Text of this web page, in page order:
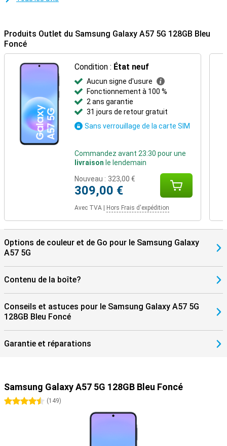
est également conçu pour durer grâce à la certification IP68 qui le
mises à jour Android et 6 ans de mises à jour de sécurité, pour que
votre smartphone reste sûr et à jour. Grâce à Samsung Knox Vault,
vos données personnelles sont également protégées, ce qui vous
années.
Produits Outlet du Samsung Galaxy A57 5G 128GB Bleu
Foncé
Condition : État neuf
Aucun signe d'usure
Fonctionnement à 100 %
2 ans garantie
31 jours de retour gratuit
Sans verrouillage de la carte SIM
Commandez avant 23:30 pour une
livraison le lendemain
Nouveau : 323,00 €
309,00 €
Avec TVA Hors Frais d'expédition
Options de couleur et de Go pour le Samsung Galaxy
A57 5G
Contenu de la boîte?
Conseils et astuces pour le Samsung Galaxy A57 5G
128GB Bleu Foncé
Garantie et réparations
Samsung Galaxy A57 5G 128GB Bleu Foncé
4.5 étoiles
(149)